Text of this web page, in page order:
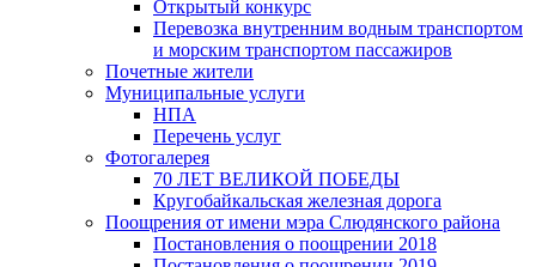
Открытый конкурс
Перевозка внутренним водным транспортом
и морским транспортом пассажиров
Почетные жители
Муниципальные услуги
НПА
Перечень услуг
Фотогалерея
70 ЛЕТ ВЕЛИКОЙ ПОБЕДЫ
Кругобайкальская железная дорога
Поощрения от имени мэра Слюдянского района
Постановления о поощрении 2018